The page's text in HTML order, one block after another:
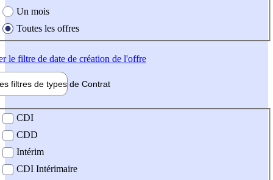
Un mois
Toutes les offres
le filtre de date de création de l'offre
filtres de types de Contrat
contrat
CDI
CDD
Intérim
CDI Intérimaire